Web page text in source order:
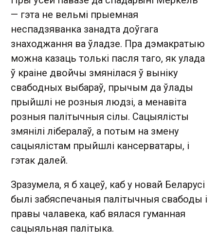
— гэта не вельмі прыемная
неспадзяванка занадта доўгага
знаходжання ва ўладзе. Пра дэмакратыю
можна казаць толькі пасля таго, як улада
ў краіне двойчы змянілася ў выніку
свабодных выбараў, прычым да ўлады
прыйшлі не розныя людзі, а менавіта
розныя палітычныя сілы. Сацыялісты
змянілі лібералаў, а потым на змену
сацыялістам прыйшлі кансерватары, і
гэтак далей.
Зразумела, я б хацеў, каб у новай Беларусі
былі забяспечаныя палітычныя свабоды і
правы чалавека, каб вялася гуманная
сацыяльная палітыка.